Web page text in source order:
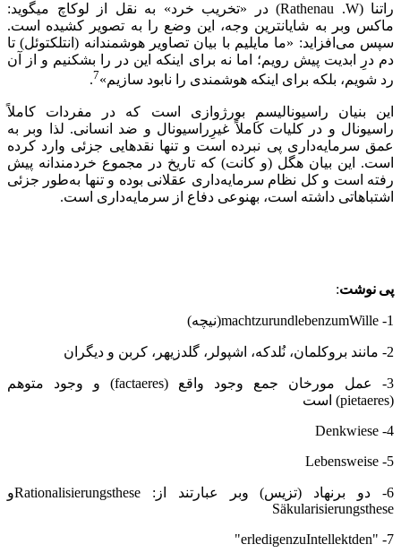
راتنا (W
.
Rathenau) در «تخریب خرد» به نقل از لوکاچ می‏گوید:
ماکس وبر به شایان‏ترین وجه، این وضع را به تصویر کشیده است.
سپس می‌افزاید: «ما مایلیم با بیان تصاویر هوشمندانه (انتلکتوئل) تا
دم درِ ابدیت پیش رویم؛ اما نه برای اینکه این در را بشکنیم و از آن
رد شویم، بلکه برای اینکه هوشمندی را نابود سازیم»7
.
این بنیان راسیونالیسمِ بورژوازی است که در مفردات کاملاً
راسیونال و در کلیات کاملاً غیرِراسیونال و ضد انسانی. لذا وبر به
عمق سرمایه‌داری پی نبرده است و تنها نقدهایی جزئی وارد کرده
است. این بیان هگل (و کانت) که تاریخ در مجموع خردمندانه پیش
رفته است و کل نظام سرمایه‌داری عقلانی بوده و تنها به‌طور جزئی
اشتباهاتی داشته است، به‏نوعی دفاع از سرمایه‌داری است.
پی نوشت:
1-
Wille
zum
leben
und
zur
macht(نیچه)
2- مانند بروکلمان، نُلدکه، اشپولر، گلدزیهر، کربن و دیگران
3- عمل مورخان جمع وجود واقع ( res
factae) و وجود متوهم
(
res
pietae) است
4-
Denkwiese
5-
Lebensweise
6- دو برنهاد (تزیس) وبر عبارتند از: Rationalisierungstheseو
Säkularisierungsthese
7- "
den
Intellekt
zu
erledigen
"